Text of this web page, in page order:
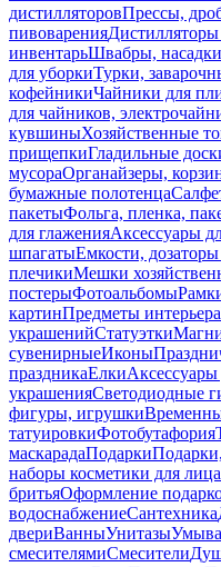
дистилляторовПрессы,
пивоварения
инвентарьШвабры, насадки
для уборкиТурки,
кофейникиЧайники для
для чайников,
кувшиныХозяйственные
прищепкиГладильные
мусораОрганайзеры,
бумажные полотенца
пакетыФольга, пленка,
для глаженияАксессуары
шпагатыЕмкости,
плечикиМешки
постерыФотоальбомы
картинПредметы интерьера
украшенийСтатуэтки
сувенирныеИконы
праздникаЕлки
украшенияСветодиодные
фигуры, игрушки
татуировкиФотобутафория
маскарадаПодарки
наборы косметики для
бритьяОформление
водоснабжениеСантехника
двериВанныУнитазы
смесителямиСмесители